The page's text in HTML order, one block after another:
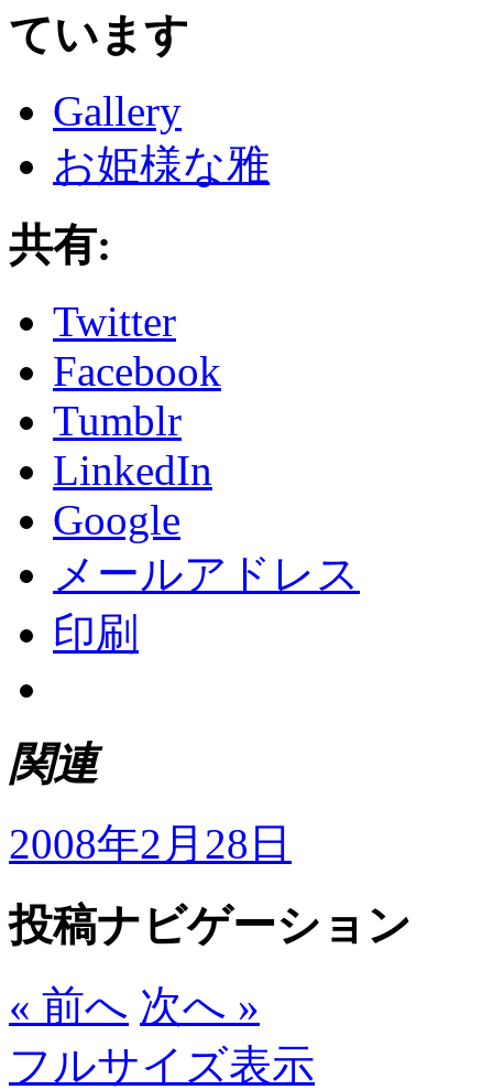
ています
Gallery
お姫様な雅
共有:
Twitter
Facebook
Tumblr
LinkedIn
Google
メールアドレス
印刷
関連
2008年2月28日
投稿ナビゲーション
« 前へ 次へ »
フルサイズ表示